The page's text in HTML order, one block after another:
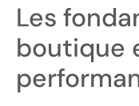
Les
boutique